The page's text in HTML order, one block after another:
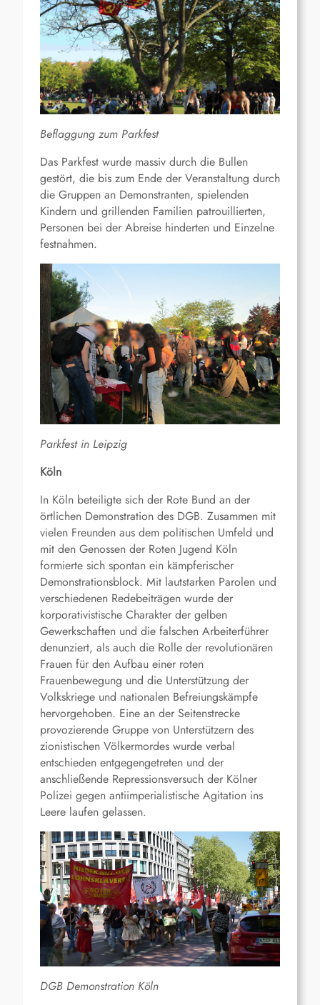
Beflaggung zum Parkfest
Das Parkfest wurde massiv durch die Bullen
gestört, die bis zum Ende der Veranstaltung durch
die Gruppen an Demonstranten, spielenden
Kindern und grillenden Familien patrouillierten,
Personen bei der Abreise hinderten und Einzelne
festnahmen.
Parkfest in Leipzig
Köln
In Köln beteiligte sich der Rote Bund an der
örtlichen Demonstration des DGB. Zusammen mit
vielen Freunden aus dem politischen Umfeld und
mit den Genossen der Roten Jugend Köln
formierte sich spontan ein kämpferischer
Demonstrationsblock. Mit lautstarken Parolen und
verschiedenen Redebeiträgen wurde der
korporativistische Charakter der gelben
Gewerkschaften und die falschen Arbeiterführer
denunziert, als auch die Rolle der revolutionären
Frauen für den Aufbau einer roten
Frauenbewegung und die Unterstützung der
Volkskriege und nationalen Befreiungskämpfe
hervorgehoben. Eine an der Seitenstrecke
provozierende Gruppe von Unterstützern des
zionistischen Völkermordes wurde verbal
entschieden entgegengetreten und der
anschließende Repressionsversuch der Kölner
Polizei gegen antiimperialistische Agitation ins
Leere laufen gelassen.
DGB Demonstration Köln